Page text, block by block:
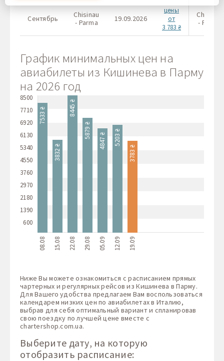
Сентябрь
Chisinau
- Parma
19.09.2026
цены
от
3 783 ₴
Chisinau
- Parma
График минимальных цен на
авиабилеты из Кишинева в Парму
на 2026 год
8500
7710
6920
6130
5340
4550
3760
2970
2180
1390
600
7533 ₴
08.08
3832 ₴
15.08
8445 ₴
22.08
5879 ₴
29.08
4847 ₴
05.09
5203 ₴
12.09
3783 ₴
19.09
Ниже Вы можете ознакомиться с расписанием прямых
чартерных и регулярных рейсов из Кишинева в Парму.
Для Вашего удобства предлагаем Вам воспользоваться
календарем низких цен по авиабилетах в Италию,
выбрав для себя оптимальный вариант и спланировав
свою поездку по лучшей цене вместе с
chartershop.com.ua.
Выберите дату, на которую
отобразить расписание: